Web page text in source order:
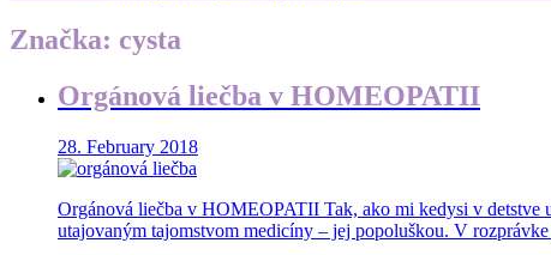
Značka: cysta
Orgánová liečba v HOMEOPATII
28. February 2018
Orgánová liečba v HOMEOPATII Tak, ako mi kedysi v detstve
utajovaným tajomstvom medicíny – jej popoluškou. V